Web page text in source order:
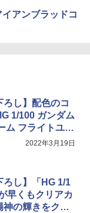
ター・誕生日・
個入り)
ア】THE MONS
シリーズ ぬいぐ
ス】 エナジーラ
ぶぶ ポップマー
フィギュア おも
ラモデル ギフト 推
アンブラッドコ
ろし】配色のコ
1/100 ガンダム
ム フライトユニ
ークリア」が発
2022年3月19日
ろし】「HG 1/1
早くもクリアカ
の輝きをクリ